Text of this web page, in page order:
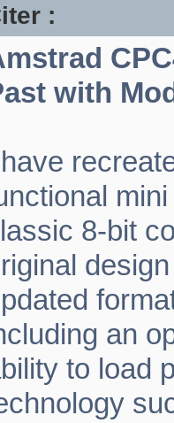
:
with
8-bit
an
to load